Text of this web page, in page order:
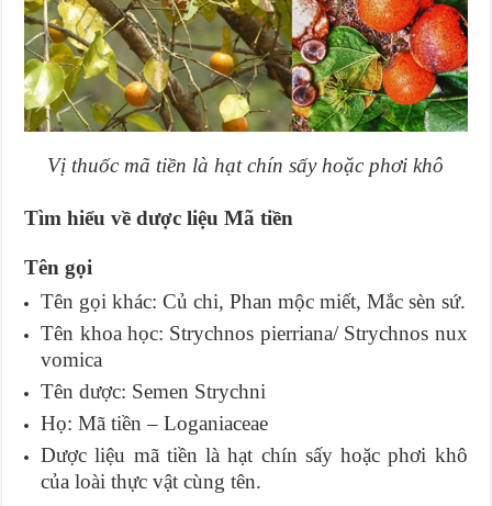
Vị thuốc mã tiền là hạt chín sấy hoặc phơi khô
Tìm hiểu về dược liệu Mã tiền
Tên gọi
Tên gọi khác: Củ chi, Phan mộc miết, Mắc sèn sứ.
Tên khoa học: Strychnos pierriana/ Strychnos nux
vomica
Tên dược: Semen Strychni
Họ: Mã tiền – Loganiaceae
Dược liệu mã tiền là hạt chín sấy hoặc phơi khô
của loài thực vật cùng tên.